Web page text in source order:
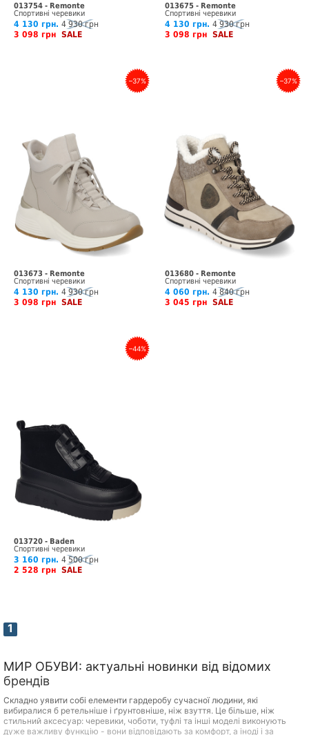
013754 - Remonte
Спортивні черевики
4 130 грн. 4 930 грн
3 098 грн SALE
013675 - Remonte
Спортивні черевики
4 130 грн. 4 930 грн
3 098 грн SALE
–37%
013673 - Remonte
Спортивні черевики
4 130 грн. 4 930 грн
3 098 грн SALE
–37%
013680 - Remonte
Спортивні черевики
4 060 грн. 4 840 грн
3 045 грн SALE
–44%
013720 - Baden
Спортивні черевики
3 160 грн. 4 500 грн
2 528 грн SALE
1
МИР ОБУВИ: актуальні новинки від відомих
брендів
Складно уявити собі елементи гардеробу сучасної людини, які
вибиралися б ретельніше і ґрунтовніше, ніж взуття. Це більше, ніж
стильний аксесуар: черевики, чоботи, туфлі та інші моделі виконують
дуже важливу функцію - вони відповідають за комфорт, а іноді і за